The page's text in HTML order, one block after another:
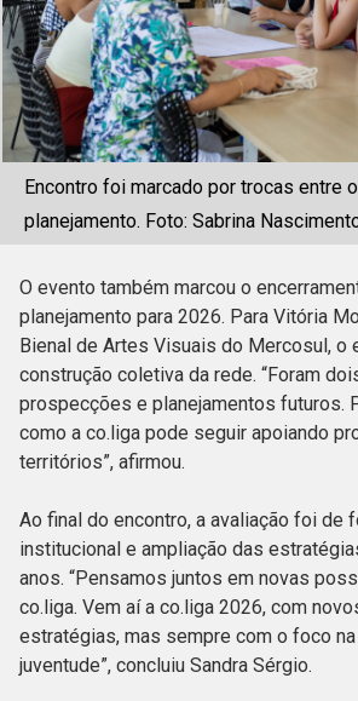
Encontro foi marcado por trocas entre
planejamento. Foto: Sabrina
O evento também marcou o
planejamento para 2026. Para Vitória
Bienal de Artes Visuais do Mercosul, o
construção coletiva da rede. “Foram
prospecções e planejamentos futuros.
como a co.liga pode seguir apoiando
territórios”, afirmou.
Ao final do encontro, a avaliação foi de
institucional e ampliação das
anos. “Pensamos juntos em novas
co.liga. Vem aí a co.liga 2026, com
estratégias, mas sempre com o foco
juventude”, concluiu Sandra Sérgio.